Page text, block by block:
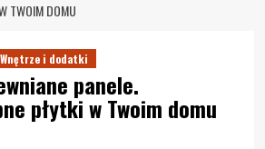
TWOIM DOMU
Wnętrze i dodatki
panele.
płytki w Twoim domu